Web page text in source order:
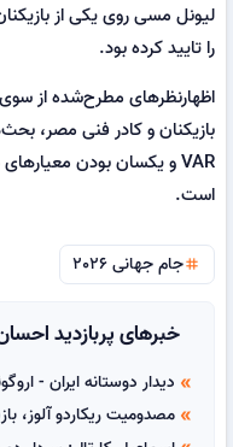
لیونل مسی روی یکی از
را تایید کرده بود.
اظهارنظرهای مطرح‌شده از
بازیکنان و کادر فنی مصر،
است.
tagجام جهانی 2026
خبرهای پربازدید
double_arrow دیدار دوستانه ایران -
double_arrow مصدومیت ریکاردو آلوز،